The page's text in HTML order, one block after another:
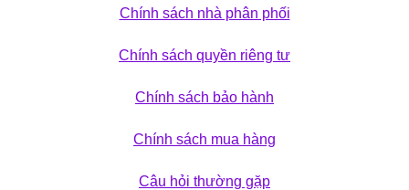
Chính sách nhà phân phối
Chính sách quyền riêng tư
Chính sách bảo hành
Chính sách mua hàng
Câu hỏi thường gặp